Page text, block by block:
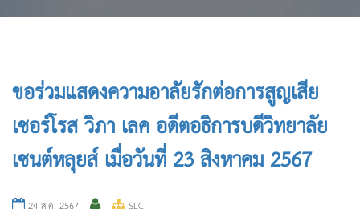
ขอร่วมแสดงความอาลัยรักต่อการสูญเสีย
เซอร์โรส วิภา เลค อดีตอธิการบดีวิทยาลัย
เซนต์หลุยส์ เมื่อวันที่ 23 สิงหาคม 2567